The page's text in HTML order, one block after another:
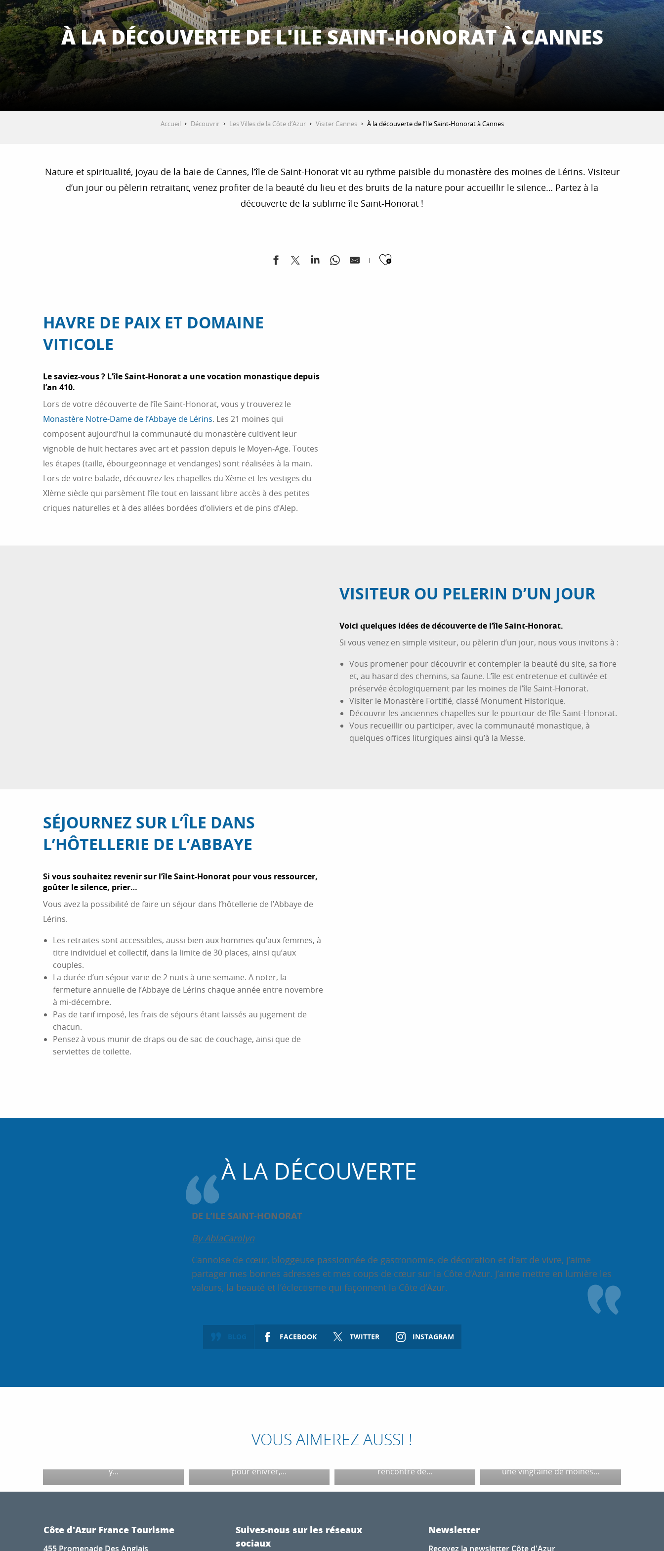
À LA DÉCOUVERTE DE L'ILE SAINT-HONORAT À CANNES
Accueil Découvrir Les Villes de la Côte d’Azur Visiter Cannes À la découverte de l’Ile Saint-Honorat à Cannes
Nature et spiritualité, joyau de la baie de Cannes, l’île de Saint-Honorat vit au rythme paisible du monastère des moines de Lérins. Visiteur
d’un jour ou pèlerin retraitant, venez profiter de la beauté du lieu et des bruits de la nature pour accueillir le silence… Partez à la
découverte de la sublime île Saint-Honorat !
Ajouter aux favoris
HAVRE DE PAIX ET DOMAINE
VITICOLE
Le saviez-vous ? L’île Saint-Honorat a une vocation monastique depuis
l’an 410.
Lors de votre découverte de l’île Saint-Honorat, vous y trouverez le
Monastère Notre-Dame de l’Abbaye de Lérins. Les 21 moines qui
composent aujourd’hui la communauté du monastère cultivent leur
vignoble de huit hectares avec art et passion depuis le Moyen-Age. Toutes
les étapes (taille, ébourgeonnage et vendanges) sont réalisées à la main.
Lors de votre balade, découvrez les chapelles du Xème et les vestiges du
XIème siècle qui parsèment l’île tout en laissant libre accès à des petites
criques naturelles et à des allées bordées d’oliviers et de pins d’Alep.
VISITEUR OU PELERIN D’UN JOUR
Voici quelques idées de découverte de l’île Saint-Honorat.
Si vous venez en simple visiteur, ou pèlerin d’un jour, nous vous invitons à :
Vous promener pour découvrir et contempler la beauté du site, sa flore
et, au hasard des chemins, sa faune. L’île est entretenue et cultivée et
préservée écologiquement par les moines de l’île Saint-Honorat.
Visiter le Monastère Fortifié, classé Monument Historique.
Découvrir les anciennes chapelles sur le pourtour de l’île Saint-Honorat.
Vous recueillir ou participer, avec la communauté monastique, à
quelques offices liturgiques ainsi qu’à la Messe.
SÉJOURNEZ SUR L’ÎLE DANS
L’HÔTELLERIE DE L’ABBAYE
Si vous souhaitez revenir sur l’île Saint-Honorat pour vous ressourcer,
goûter le silence, prier…
Vous avez la possibilité de faire un séjour dans l’hôtellerie de l’Abbaye de
Lérins.
Les retraites sont accessibles, aussi bien aux hommes qu’aux femmes, à
titre individuel et collectif, dans la limite de 30 places, ainsi qu’aux
couples.
La durée d’un séjour varie de 2 nuits à une semaine. A noter, la
fermeture annuelle de l’Abbaye de Lérins chaque année entre novembre
à mi-décembre.
Pas de tarif imposé, les frais de séjours étant laissés au jugement de
chacun.
Pensez à vous munir de draps ou de sac de couchage, ainsi que de
serviettes de toilette.
À LA DÉCOUVERTE
DE L’ILE SAINT-HONORAT
By AblaCarolyn
Cannoise de cœur, bloggeuse passionnée de gastronomie, de décoration et d’art de vivre, j’aime
partager mes bonnes adresses et mes coups de cœur sur la Côte d’Azur. J’aime mettre en lumière les
valeurs, la beauté et l’éclectisme qui façonnent la Côte d’Azur.
BLOG FACEBOOK TWITTER INSTAGRAM
VOUS AIMEREZ AUSSI !
INSTAGRAM DE CANNES
y...
5 IDÉES DE BALADES
émeraude, une faune sauvage
qui n’a pas peur de s’exhiber…
pour enivrer,...
AUTREMENT AVEC CANNES
concept des visites proposées
par les Cannes Greeters. Entre
rencontre de...
SUR L’ÎLE SAINTE-
une vingtaine de moines...
Côte d'Azur France Tourisme
455 Promenade Des Anglais
Suivez-nous sur les réseaux
sociaux
Newsletter
Recevez la newsletter Côte d'Azur